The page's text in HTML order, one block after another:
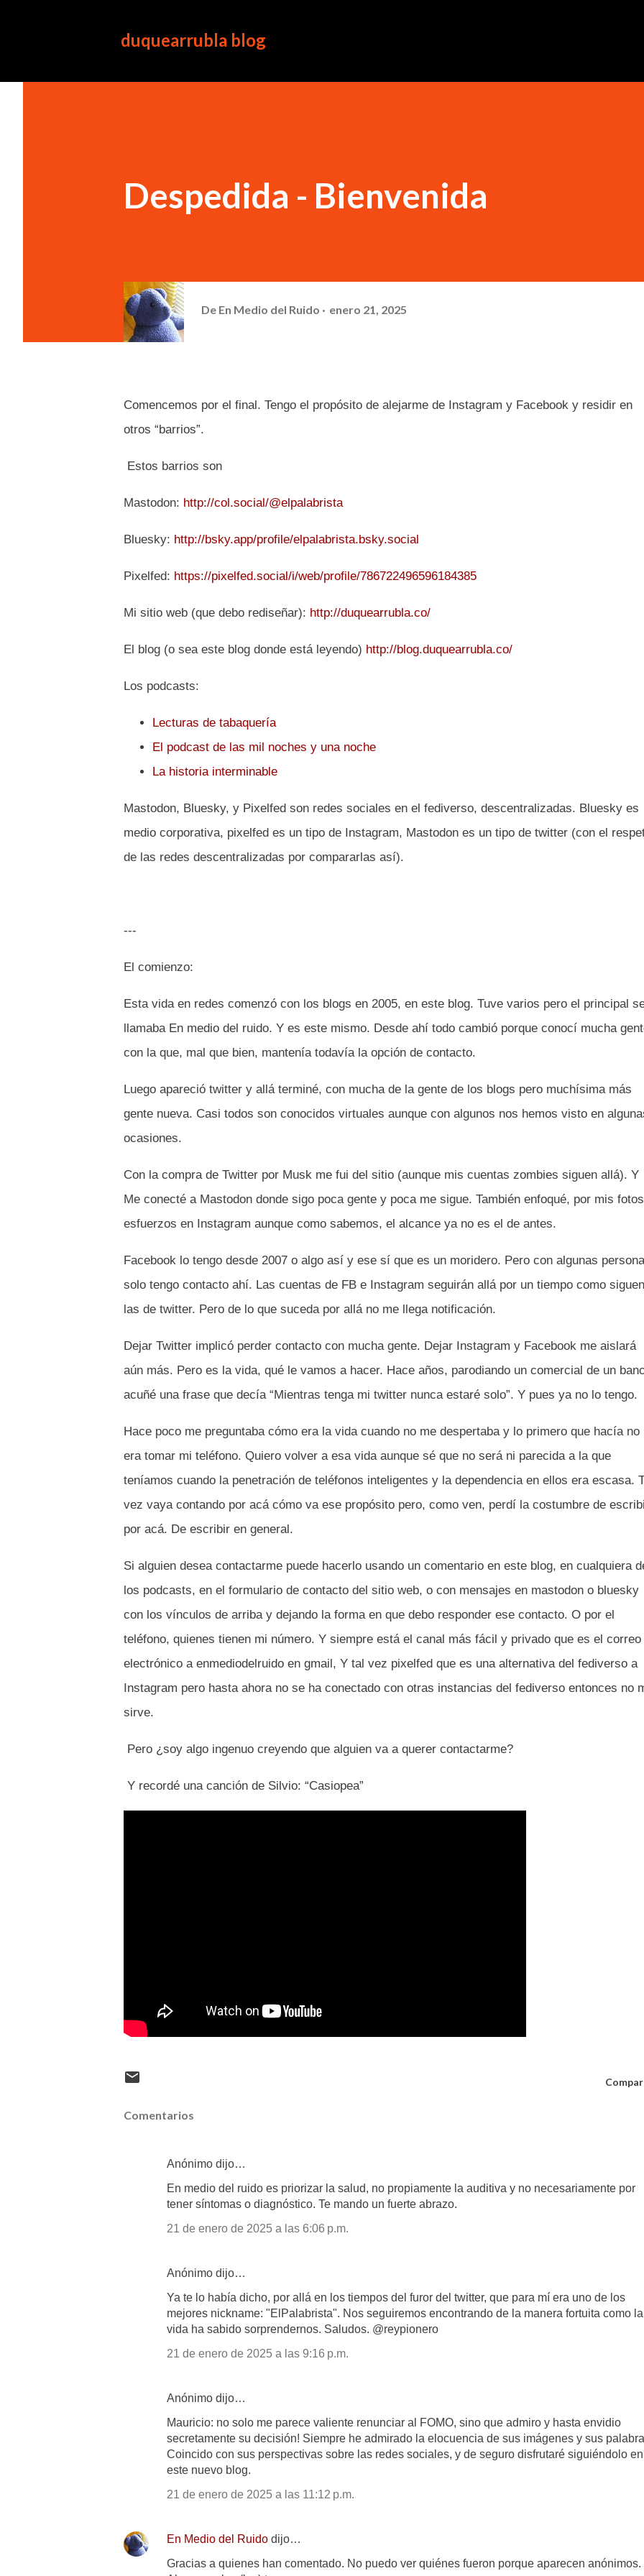
duquearrubla blog
Despedida - Bienvenida
De En Medio del Ruido enero 21, 2025
Comencemos por el final. Tengo el propósito de alejarme de Instagram y Facebook y residir en
otros “barrios”.
Estos barrios son
Mastodon: http://col.social/@elpalabrista
Bluesky: http://bsky.app/profile/elpalabrista.bsky.social
Pixelfed: https://pixelfed.social/i/web/profile/786722496596184385
Mi sitio web (que debo rediseñar): http://duquearrubla.co/
El blog (o sea este blog donde está leyendo) http://blog.duquearrubla.co/
Los podcasts:
Lecturas de tabaquería
El podcast de las mil noches y una noche
La historia interminable
Mastodon, Bluesky, y Pixelfed son redes sociales en el fediverso, descentralizadas. Bluesky es
medio corporativa, pixelfed es un tipo de Instagram, Mastodon es un tipo de twitter (con el
de las redes descentralizadas por compararlas así).
---
El comienzo:
Esta vida en redes comenzó con los blogs en 2005, en este blog. Tuve varios pero el principal
llamaba En medio del ruido. Y es este mismo. Desde ahí todo cambió porque conocí mucha
con la que, mal que bien, mantenía todavía la opción de contacto.
Luego apareció twitter y allá terminé, con mucha de la gente de los blogs pero muchísima más
gente nueva. Casi todos son conocidos virtuales aunque con algunos nos hemos visto en
ocasiones.
Con la compra de Twitter por Musk me fui del sitio (aunque mis cuentas zombies siguen allá). Y
Me conecté a Mastodon donde sigo poca gente y poca me sigue. También enfoqué, por mis
esfuerzos en Instagram aunque como sabemos, el alcance ya no es el de antes.
Facebook lo tengo desde 2007 o algo así y ese sí que es un moridero. Pero con algunas
solo tengo contacto ahí. Las cuentas de FB e Instagram seguirán allá por un tiempo como siguen
las de twitter. Pero de lo que suceda por allá no me llega notificación.
Dejar Twitter implicó perder contacto con mucha gente. Dejar Instagram y Facebook me aislará
aún más. Pero es la vida, qué le vamos a hacer. Hace años, parodiando un comercial de un
acuñé una frase que decía “Mientras tenga mi twitter nunca estaré solo”. Y pues ya no lo tengo.
Hace poco me preguntaba cómo era la vida cuando no me despertaba y lo primero que hacía no
era tomar mi teléfono. Quiero volver a esa vida aunque sé que no será ni parecida a la que
teníamos cuando la penetración de teléfonos inteligentes y la dependencia en ellos era escasa.
vez vaya contando por acá cómo va ese propósito pero, como ven, perdí la costumbre de
por acá. De escribir en general.
Si alguien desea contactarme puede hacerlo usando un comentario en este blog, en cualquiera
los podcasts, en el formulario de contacto del sitio web, o con mensajes en mastodon o bluesky
con los vínculos de arriba y dejando la forma en que debo responder ese contacto. O por el
teléfono, quienes tienen mi número. Y siempre está el canal más fácil y privado que es el correo
electrónico a enmediodelruido en gmail, Y tal vez pixelfed que es una alternativa del fediverso a
Instagram pero hasta ahora no se ha conectado con otras instancias del fediverso entonces no
sirve.
Pero ¿soy algo ingenuo creyendo que alguien va a querer contactarme?
Y recordé una canción de Silvio: “Casiopea”
Comentarios
Anónimo dijo…
En medio del ruido es priorizar la salud, no propiamente la auditiva y no necesariamente por
tener síntomas o diagnóstico. Te mando un fuerte abrazo.
21 de enero de 2025 a las 6:06 p.m.
Anónimo dijo…
Ya te lo había dicho, por allá en los tiempos del furor del twitter, que para mí era uno de los
mejores nickname: "ElPalabrista". Nos seguiremos encontrando de la manera fortuita como la
vida ha sabido sorprendernos. Saludos. @reypionero
21 de enero de 2025 a las 9:16 p.m.
Anónimo dijo…
Mauricio: no solo me parece valiente renunciar al FOMO, sino que admiro y hasta envidio
secretamente su decisión! Siempre he admirado la elocuencia de sus imágenes y sus
Coincido con sus perspectivas sobre las redes sociales, y de seguro disfrutaré siguiéndolo en
este nuevo blog.
21 de enero de 2025 a las 11:12 p.m.
En Medio del Ruido dijo…
Gracias a quienes han comentado. No puedo ver quiénes fueron porque aparecen anónimos.